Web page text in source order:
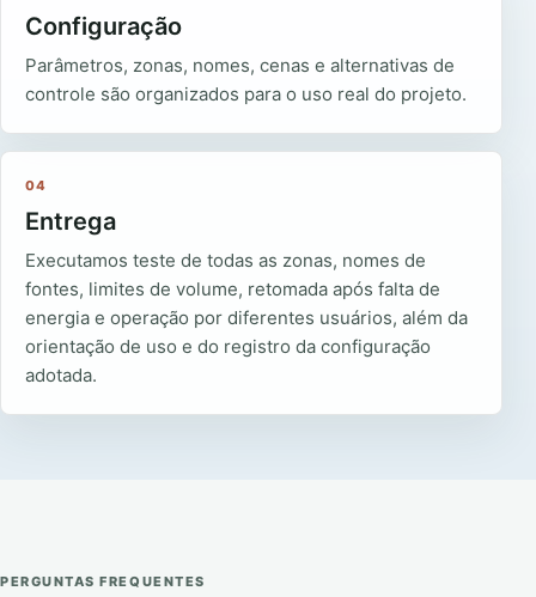
Configuração
Parâmetros, zonas, nomes, cenas e alternativas de
controle são organizados para o uso real do projeto.
04
Entrega
Executamos teste de todas as zonas, nomes de
fontes, limites de volume, retomada após falta de
energia e operação por diferentes usuários, além da
orientação de uso e do registro da configuração
adotada.
PERGUNTAS FREQUENTES